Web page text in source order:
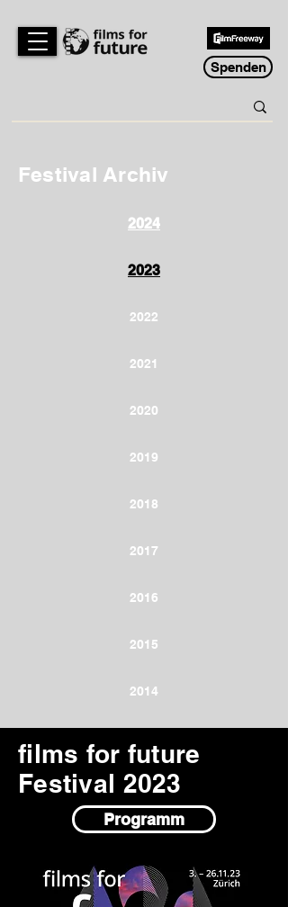
Spenden
Festival Archiv
2024
2023
2022
2021
2020
2019
2018
2017
2016
2015
2014
films for future
Festival 2023
Programm